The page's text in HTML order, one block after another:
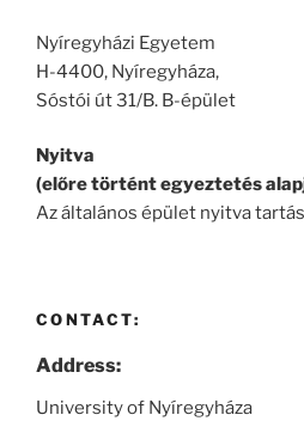
Nyíregyházi Egyetem
H-4400, Nyíregyháza,
Sóstói út 31/B. B-épület
Nyitva
(előre történt egyeztetés
Az általános épület nyitva
CONTACT:
Address:
University of Nyíregyháza